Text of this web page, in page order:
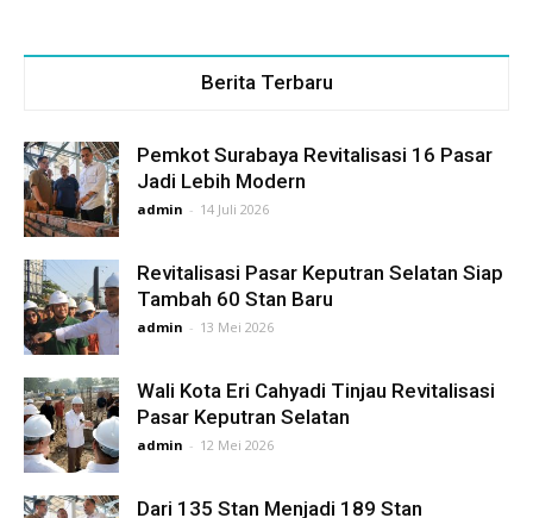
Berita Terbaru
Pemkot Surabaya Revitalisasi 16 Pasar
Jadi Lebih Modern
admin - 14 Juli 2026
Revitalisasi Pasar Keputran Selatan Siap
Tambah 60 Stan Baru
admin - 13 Mei 2026
Wali Kota Eri Cahyadi Tinjau Revitalisasi
Pasar Keputran Selatan
admin - 12 Mei 2026
Dari 135 Stan Menjadi 189 Stan